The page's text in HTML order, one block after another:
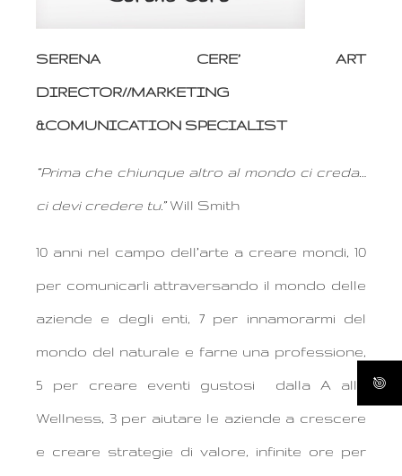
SERENA CERE’ ART
DIRECTOR//MARKETING
&COMUNICATION SPECIALIST
“Prima che chiunque altro al mondo ci creda…
ci devi credere tu.”Will Smith
10 anni nel campo dell’arte a creare mondi, 10
per comunicarli attraversando il mondo delle
aziende e degli enti, 7 per innamorarmi del
mondo del naturale e farne una professione,
5 per creare eventi gustosi dalla A alla
Wellness, 3 per aiutare le aziende a crescere
e creare strategie di valore, infinite ore per